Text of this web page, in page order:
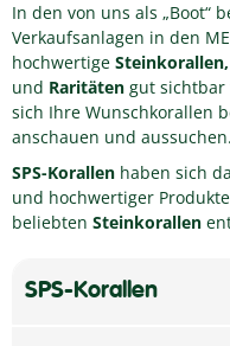
In den von uns als „Boot“
Verkaufsanlagen in den
hochwertige
und Raritäten gut sichtbar
sich Ihre Wunschkorallen
anschauen und aussuchen.
SPS-Korallen haben sich
und hochwertiger
beliebten Steinkorallen
SPS-Korallen